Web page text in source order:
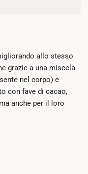
allo stesso
grazie a una miscela
nel corpo) e
con fave di cacao,
anche per il loro